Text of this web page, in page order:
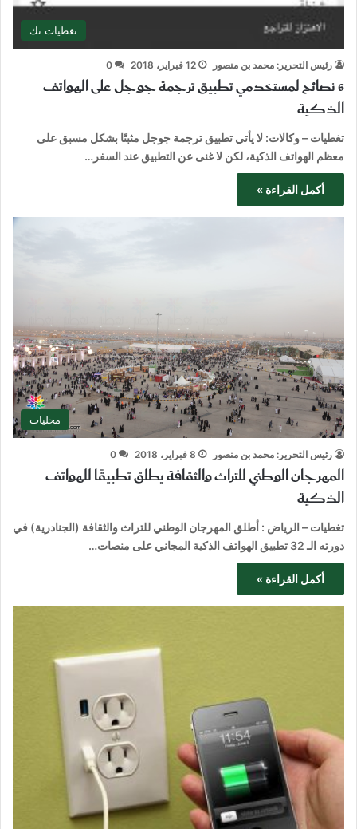
تغطيات تك
رئيس التحرير: محمد بن منصور 12 فبراير، 2018 0
6 نصائح لمستخدمي تطبيق ترجمة جوجل على الهواتف
الذكية
تغطيات – وكالات: لا يأتي تطبيق ترجمة جوجل مثبتًا بشكل مسبق على
معظم الهواتف الذكية، لكن لا غنى عن التطبيق عند السفر…
أكمل القراءة »
محليات
رئيس التحرير: محمد بن منصور 8 فبراير، 2018 0
المهرجان الوطني للتراث والثقافة يطلق تطبيقًا للهواتف
الذكية
تغطيات – الرياض : أطلق المهرجان الوطني للتراث والثقافة (الجنادرية) في
دورته الـ 32 تطبيق الهواتف الذكية المجاني على منصات…
أكمل القراءة »